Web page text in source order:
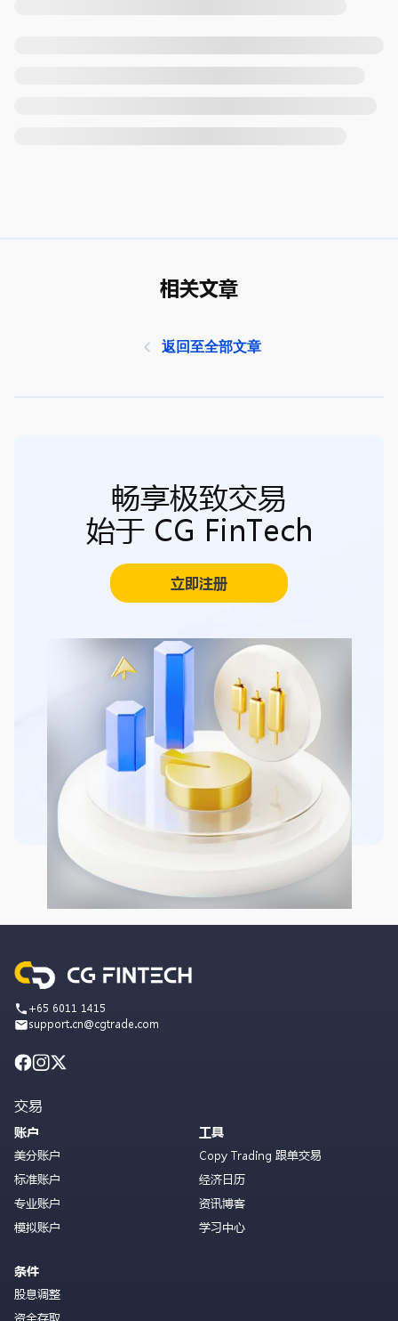
相关文章
返回至全部文章
畅享极致交易
始于 CG FinTech
立即注册
+65 6011 1415
support.cn@cgtrade.com
交易
账户
美分账户
标准账户
专业账户
模拟账户
条件
股息调整
工具
Copy Trading 跟单交易
经济日历
资讯博客
学习中心